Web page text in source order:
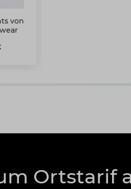
von
Ortstarif